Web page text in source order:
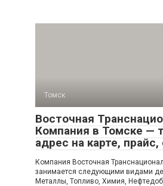
Томск
Восточная
Компания в Томске —
адрес на карте,
Компания Восточная
занимается следующими видами
Металлы, Топливо, Химия,